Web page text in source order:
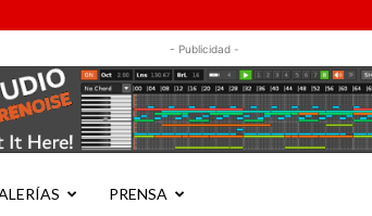
- Publicidad -
PRENSA